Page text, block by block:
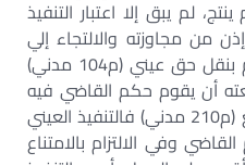
لم يبق إلا اعتبار التنفيذ
من مجاوزته والالتجاء إلي
طريق التعويض. أما في الالتزام بنقل حق عيني (م104 مدني)
أن يقوم حكم القاضي فيه
مقام التنفيذ كتنفيذ وعد بالبيع (م210 مدني) فالتنفيذ العيني
وفي الالتزام بالامتناع